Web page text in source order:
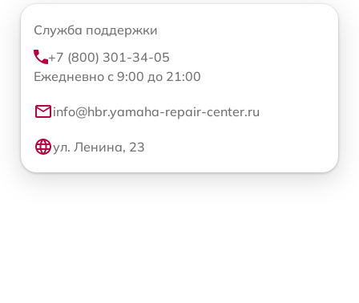
Служба поддержки
+7 (800) 301-34-05
Ежедневно с 9:00 до 21:00
info@hbr.yamaha-repair-center.ru
ул. Ленина, 23